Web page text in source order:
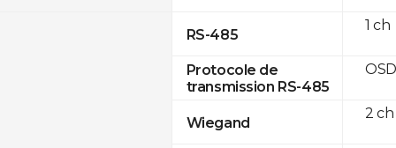
RS-485
Protocole de
transmission RS-485
Wiegand
1 ch
2